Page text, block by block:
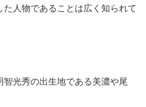
た人物であることは広く知られて
智光秀の出生地である美濃や尾